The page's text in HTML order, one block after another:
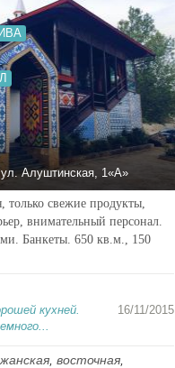
Алуштинская, 1«А»
только свежие продукты,
внимательный персонал.
Банкеты. 650 кв.м., 150
кухней.
16/11/2015
восточная